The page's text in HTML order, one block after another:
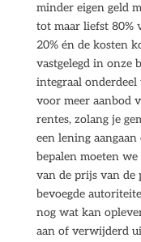
minder eigen geld
tot maar liefst 80%
20% én de kosten
vastgelegd in onze
integraal
voor meer aanbod
rentes, zolang je
een lening
bepalen moeten
van de prijs van de
bevoegde
nog wat kan
aan of verwijderd